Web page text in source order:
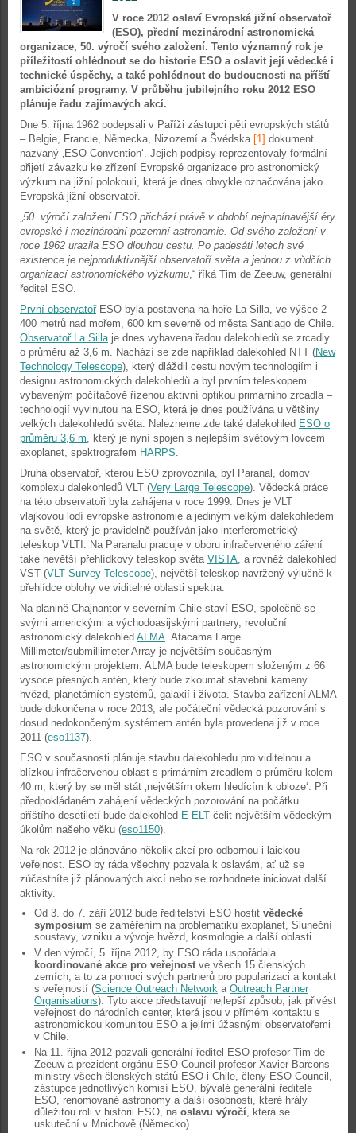
V roce 2012 oslaví Evropská jižní observatoř
(ESO), přední mezinárodní astronomická
organizace, 50. výročí svého založení. Tento významný rok je
příležitostí ohlédnout se do historie ESO a oslavit její vědecké i
technické úspěchy, a také pohlédnout do budoucnosti na příští
ambiciózní programy. V průběhu jubilejního roku 2012 ESO
plánuje řadu zajímavých akcí.
Dne 5. října 1962 podepsali v Paříži zástupci pěti evropských států
– Belgie, Francie, Německa, Nizozemí a Švédska [1] dokument
nazvaný ‚ESO Convention‘. Jejich podpisy reprezentovaly formální
přijetí závazku ke zřízení Evropské organizace pro astronomický
výzkum na jižní polokouli, která je dnes obvykle označována jako
Evropská jižní observatoř.
„50. výročí založení ESO přichází právě v období nejnapínavější éry
evropské i mezinárodní pozemní astronomie. Od svého založení v
roce 1962 urazila ESO dlouhou cestu. Po padesáti letech své
existence je nejproduktivnější observatoří světa a jednou z vůdčích
organizací astronomického výzkumu,“ říká Tim de Zeeuw, generální
ředitel ESO.
První observatořESO byla postavena na hoře La Silla, ve výšce 2
400 metrů nad mořem, 600 km severně od města Santiago de Chile.
Observatoř La Sillaje dnes vybavena řadou dalekohledů se zrcadly
o průměru až 3,6 m. Nachází se zde například dalekohled NTT (New
Technology Telescope), který dláždil cestu novým technologiím i
designu astronomických dalekohledů a byl prvním teleskopem
vybaveným počítačově řízenou aktivní optikou primárního zrcadla –
technologií vyvinutou na ESO, která je dnes používána u většiny
velkých dalekohledů světa. Nalezneme zde také dalekohled ESO o
průměru 3,6 m, který je nyní spojen s nejlepším světovým lovcem
exoplanet, spektrografem HARPS.
Druhá observatoř, kterou ESO zprovoznila, byl Paranal, domov
komplexu dalekohledů VLT (Very Large Telescope). Vědecká práce
na této observatoři byla zahájena v roce 1999. Dnes je VLT
vlajkovou lodí evropské astronomie a jediným velkým dalekohledem
na světě, který je pravidelně používán jako interferometrický
teleskop VLTI. Na Paranalu pracuje v oboru infračerveného záření
také nevětší přehlídkový teleskop světa VISTA, a rovněž dalekohled
VST (VLT Survey Telescope), největší teleskop navržený výlučně k
přehlídce oblohy ve viditelné oblasti spektra.
Na planině Chajnantor v severním Chile staví ESO, společně se
svými americkými a východoasijskými partnery, revoluční
astronomický dalekohled ALMA. Atacama Large
Millimeter/submillimeter Array je největším současným
astronomickým projektem. ALMA bude teleskopem složeným z 66
vysoce přesných antén, který bude zkoumat stavební kameny
hvězd, planetárních systémů, galaxií i života. Stavba zařízení ALMA
bude dokončena v roce 2013, ale počáteční vědecká pozorování s
dosud nedokončeným systémem antén byla provedena již v roce
2011 (eso1137).
ESO v současnosti plánuje stavbu dalekohledu pro viditelnou a
blízkou infračervenou oblast s primárním zrcadlem o průměru kolem
40 m, který by se měl stát ‚největším okem hledícím k obloze‘. Při
předpokládaném zahájení vědeckých pozorování na počátku
příštího desetiletí bude dalekohled E-ELT čelit největším vědeckým
úkolům našeho věku (eso1150).
Na rok 2012 je plánováno několik akcí pro odbornou i laickou
veřejnost. ESO by ráda všechny pozvala k oslavám, ať už se
zúčastníte již plánovaných akcí nebo se rozhodnete iniciovat další
aktivity.
Od 3. do 7. září 2012 bude ředitelství ESO hostit vědecké
symposium se zaměřením na problematiku exoplanet, Sluneční
soustavy, vzniku a vývoje hvězd, kosmologie a další oblasti.
V den výročí, 5. října 2012, by ESO ráda uspořádala
koordinované akce pro veřejnost ve všech 15 členských
zemích, a to za pomoci svých partnerů pro popularizaci a kontakt
s veřejností (Science Outreach Network a Outreach Partner
Organisations). Tyto akce představují nejlepší způsob, jak přivést
veřejnost do národních center, která jsou v přímém kontaktu s
astronomickou komunitou ESO a jejími úžasnými observatořemi
v Chile.
Na 11. října 2012 pozvali generální ředitel ESO profesor Tim de
Zeeuw a prezident orgánu ESO Council profesor Xavier Barcons
ministry všech členských států ESO i Chile, členy ESO Council,
zástupce jednotlivých komisí ESO, bývalé generální ředitele
ESO, renomované astronomy a další osobnosti, které hrály
důležitou roli v historii ESO, na oslavu výročí, která se
uskuteční v Mnichově (Německo).